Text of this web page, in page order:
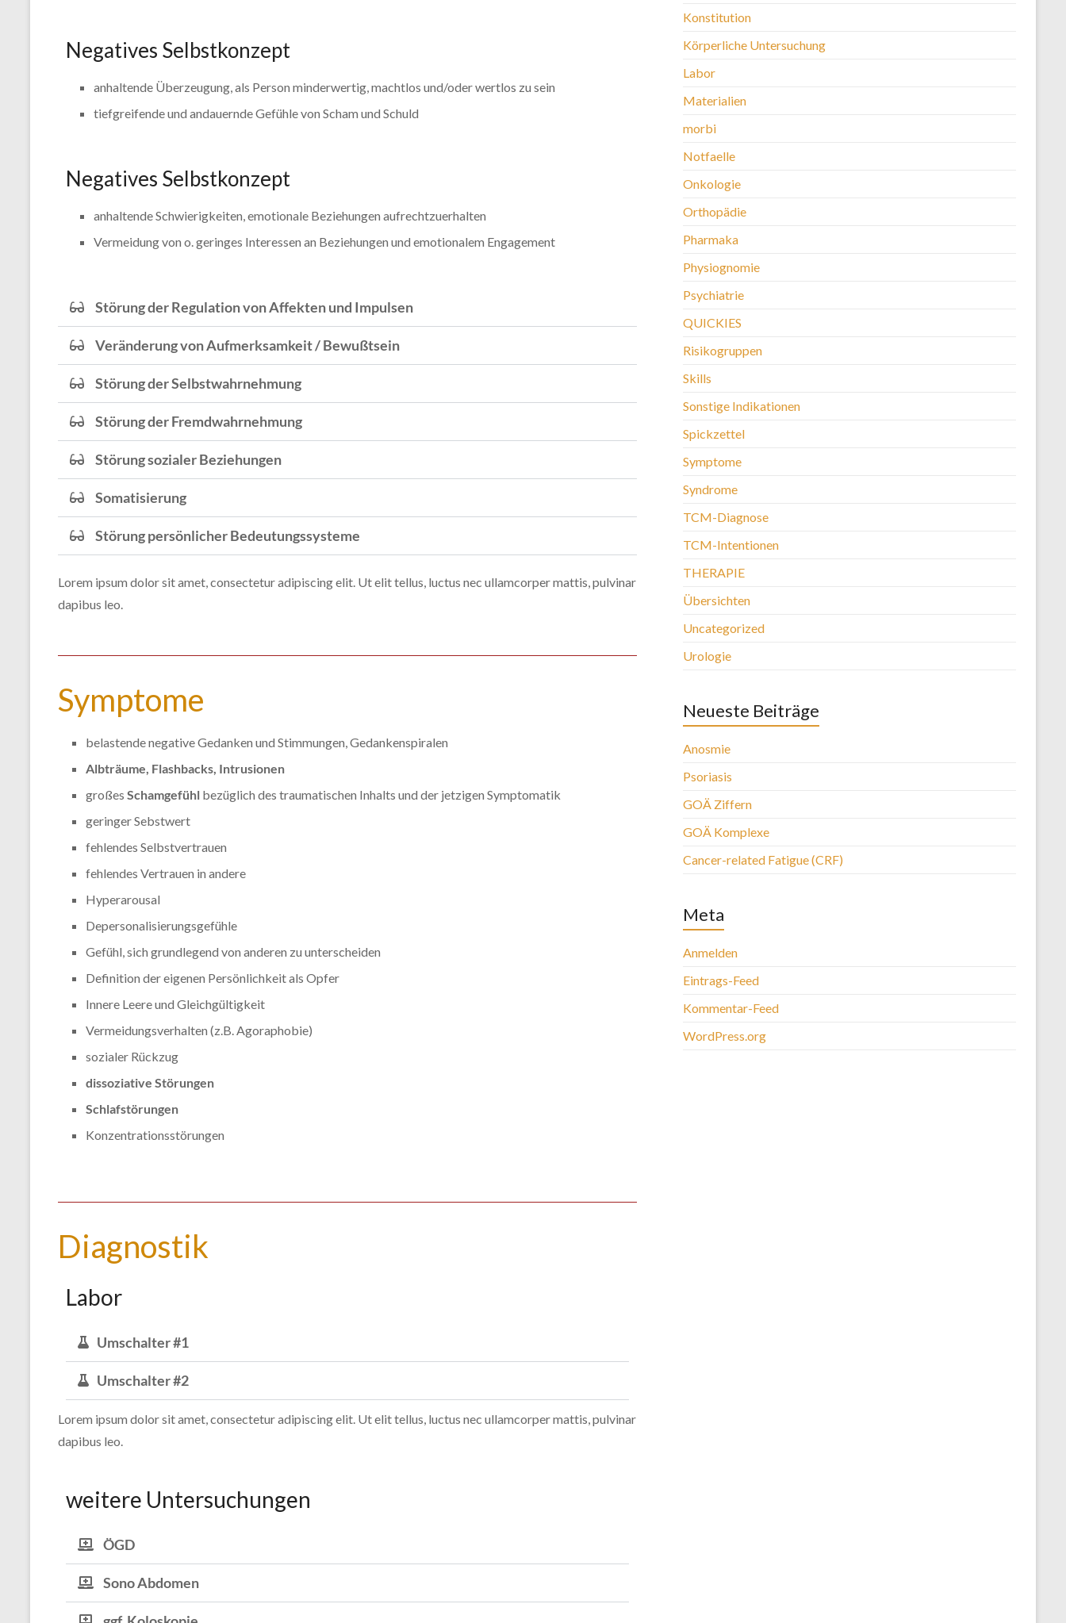
Negatives Selbstkonzept
anhaltende Überzeugung, als Person minderwertig, machtlos und/oder wertlos zu sein
tiefgreifende und andauernde Gefühle von Scham und Schuld
Negatives Selbstkonzept
anhaltende Schwierigkeiten, emotionale Beziehungen aufrechtzuerhalten
Vermeidung von o. geringes Interessen an Beziehungen und emotionalem Engagement
Störung der Regulation von Affekten und Impulsen
Veränderung von Aufmerksamkeit / Bewußtsein
Störung der Selbstwahrnehmung
Störung der Fremdwahrnehmung
Störung sozialer Beziehungen
Somatisierung
Störung persönlicher Bedeutungssysteme
Lorem ipsum dolor sit amet, consectetur adipiscing elit. Ut elit tellus, luctus nec ullamcorper mattis, pulvinar
dapibus leo.
Symptome
belastende negative Gedanken und Stimmungen, Gedankenspiralen
Albträume, Flashbacks, Intrusionen
großes Schamgefühl bezüglich des traumatischen Inhalts und der jetzigen Symptomatik
geringer Sebstwert
fehlendes Selbstvertrauen
fehlendes Vertrauen in andere
Hyperarousal
Depersonalisierungsgefühle
Gefühl, sich grundlegend von anderen zu unterscheiden
Definition der eigenen Persönlichkeit als Opfer
Innere Leere und Gleichgültigkeit
Vermeidungsverhalten (z.B. Agoraphobie)
sozialer Rückzug
dissoziative Störungen
Schlafstörungen
Konzentrationsstörungen
Diagnostik
Labor
Umschalter #1
Umschalter #2
Lorem ipsum dolor sit amet, consectetur adipiscing elit. Ut elit tellus, luctus nec ullamcorper mattis, pulvinar
dapibus leo.
weitere Untersuchungen
ÖGD
Sono Abdomen
Konstitution
Körperliche Untersuchung
Labor
Materialien
morbi
Notfaelle
Onkologie
Orthopädie
Pharmaka
Physiognomie
Psychiatrie
QUICKIES
Risikogruppen
Skills
Sonstige Indikationen
Spickzettel
Symptome
Syndrome
TCM-Diagnose
TCM-Intentionen
THERAPIE
Übersichten
Uncategorized
Urologie
Neueste Beiträge
Anosmie
Psoriasis
GOÄ Ziffern
GOÄ Komplexe
Cancer-related Fatigue (CRF)
Meta
Anmelden
Eintrags-Feed
Kommentar-Feed
WordPress.org